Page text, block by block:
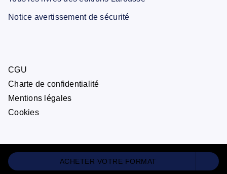
ACHETER VOTRE FORMAT
Notice avertissement de sécurité
CGU
Charte de confidentialité
Mentions légales
Cookies
ÉDITIONS LAROUSSE© 2026